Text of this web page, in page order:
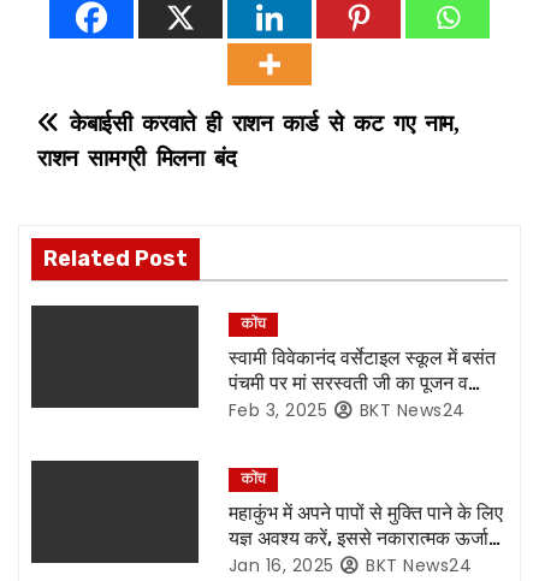
P
o
s
t
केबाईसी करवाते ही राशन कार्ड से कट गए नाम,
राशन सामग्री मिलना बंद
Related Post
कोंच
स्वामी विवेकानंद वर्सेटाइल स्कूल में बसंत
पंचमी पर मां सरस्वती जी का पूजन व
जन्मदिवस बड़े धूमधाम से मनाया गया
Feb 3, 2025 BKT News24
कोंच
महाकुंभ में अपने पापों से मुक्ति पाने के लिए
यज्ञ अवश्य करें, इससे नकारात्मक ऊर्जा
दूर होगी और सकारात्मक ऊर्जा मिलेगी- पं
Jan 16, 2025 BKT News24